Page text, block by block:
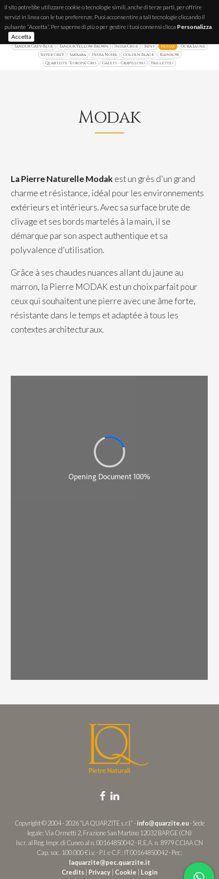
IT FR EN
Quartzite Brésilienne
Tandur Grey-Blue
Tandur Yellow-Brown India Grise Mint Modak
Ocra Jaune
Silver Grey
Sakkara India Noire Golden Black
Rainbow
Quartzite "Europa" Gris
Galets – Gravillons Paillettes
Modak
La Pierre Naturelle Modak est un grès d'un grand
charme et résistance, idéal pour les environnements
extérieurs et intérieurs. Avec sa surface brute de
clivage et ses bords martelés à la main, il se
démarque par son aspect authentique et sa
polyvalence d'utilisation.
Grâce à ses chaudes nuances allant du jaune au
marron, la Pierre MODAK est un choix parfait pour
ceux qui souhaitent une pierre avec une âme forte,
résistante dans le temps et adaptée à tous les
contextes architecturaux.
Copyright © 2004 - 2026 “LA QUARZITE s.r.l.” -info@quarzite.eu- Sede
legale: Via Ormetti 2, Frazione San Martino 12032 BARGE (CN)
Iscr. al Reg. Impr. di Cuneo al n. 00164850042 - R.E.A. n. 8979 CCIAA CN
Cap. soc. 100.000 € i.v. - P.I. e C.F.: IT 00164850042 - Pec:
laquarzite@pec.quarzite.it
Credits
Privacy Cookie Login
Il sito potrebbe utilizzare cookie o tecnologie simili, anche di terze parti, per offrire
servizi in linea con le tue preferenze. Puoi acconsentire a tali tecnologie cliccando il
pulsante “Accetta”. Per saperne di più o per gestire i tuoi consensi clicca Personalizza.
Accetta